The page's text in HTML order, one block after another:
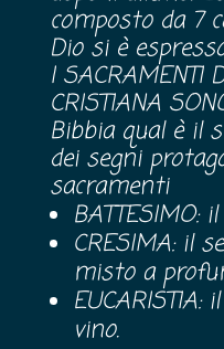
composto da 7
Dio si è
I SACRAMENTI
CRISTIANA
Bibbia qual è il
dei segni
sacramenti
BATTESIMO:
CRESIMA: il
misto a
EUCARISTIA:
vino.